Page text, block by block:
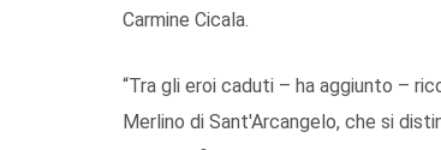
Carmine Cicala.
“Tra gli eroi caduti – ha aggiunto –
Merlino di Sant'Arcangelo, che si